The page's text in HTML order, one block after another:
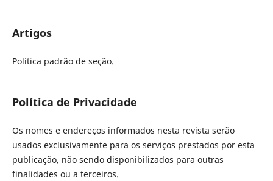
Artigos
Política padrão de seção.
Política de Privacidade
Os nomes e endereços informados nesta revista serão
usados exclusivamente para os serviços prestados por esta
publicação, não sendo disponibilizados para outras
finalidades ou a terceiros.